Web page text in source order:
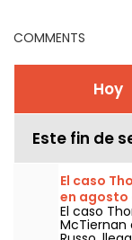
COMMENTS
Hoy
Este fin de
El caso
en agosto
El caso
McTiernan